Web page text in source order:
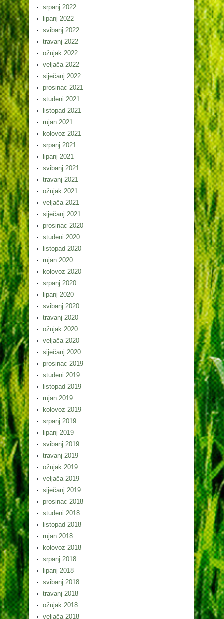
srpanj 2022
lipanj 2022
svibanj 2022
travanj 2022
ožujak 2022
veljača 2022
siječanj 2022
prosinac 2021
studeni 2021
listopad 2021
rujan 2021
kolovoz 2021
srpanj 2021
lipanj 2021
svibanj 2021
travanj 2021
ožujak 2021
veljača 2021
siječanj 2021
prosinac 2020
studeni 2020
listopad 2020
rujan 2020
kolovoz 2020
srpanj 2020
lipanj 2020
svibanj 2020
travanj 2020
ožujak 2020
veljača 2020
siječanj 2020
prosinac 2019
studeni 2019
listopad 2019
rujan 2019
kolovoz 2019
srpanj 2019
lipanj 2019
svibanj 2019
travanj 2019
ožujak 2019
veljača 2019
siječanj 2019
prosinac 2018
studeni 2018
listopad 2018
rujan 2018
kolovoz 2018
srpanj 2018
lipanj 2018
svibanj 2018
travanj 2018
ožujak 2018
veljača 2018